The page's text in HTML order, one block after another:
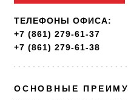
ТЕЛЕФОНЫ ОФИСА:
+7 (861) 279-61-37
+7 (861) 279-61-38
ОСНОВНЫЕ